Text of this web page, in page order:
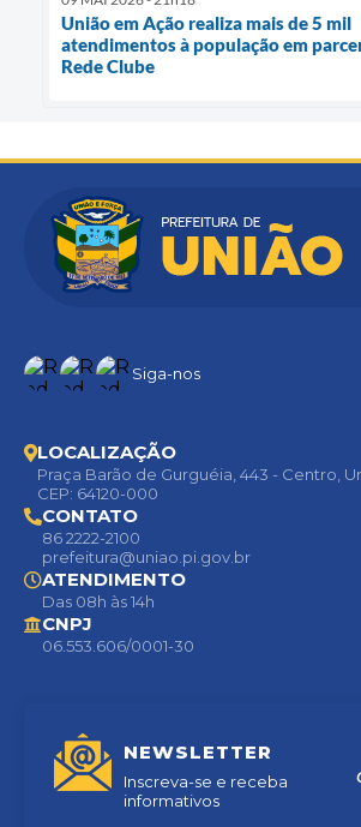
União em Ação realiza mais de 5 mil
atendimentos à população em
Rede Clube
Siga-nos
NEWSLETTER
Inscreva-se e receba
informativos
LOCALIZAÇÃO
Praça Barão de Gurguéia, 443 - Centro,
CEP: 64120-000
CONTATO
86 2222-2100
prefeitura@uniao.pi.gov.br
ATENDIMENTO
Das 08h às 14h
CNPJ
06.553.606/0001-30